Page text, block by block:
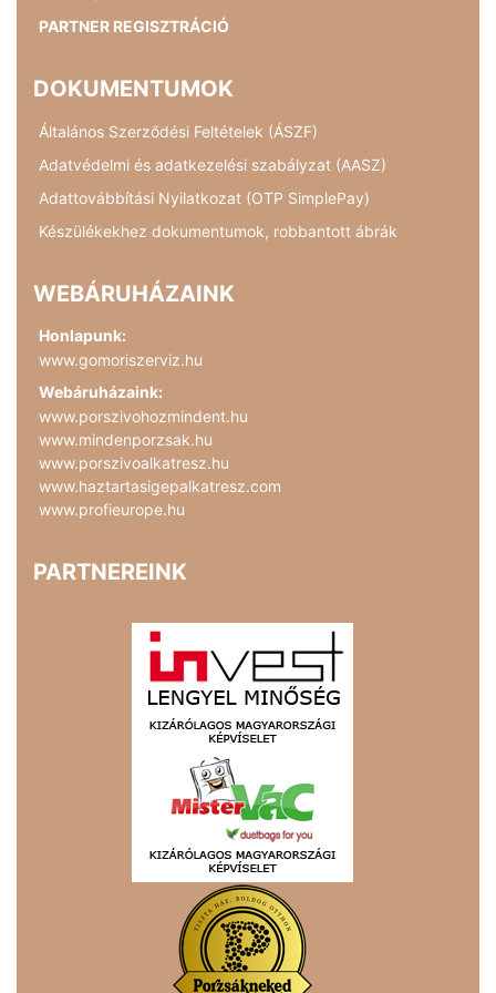
PARTNER REGISZTRÁCIÓ
DOKUMENTUMOK
Általános Szerződési Feltételek (ÁSZF)
Adatvédelmi és adatkezelési szabályzat (AASZ)
Adattovábbítási Nyilatkozat (OTP SimplePay)
Készülékekhez dokumentumok, robbantott ábrák
WEBÁRUHÁZAINK
Honlapunk:
www.gomoriszerviz.hu
Webáruházaink:
www.porszivohozmindent.hu
www.mindenporzsak.hu
www.porszivoalkatresz.hu
www.haztartasigepalkatresz.com
www.profieurope.hu
PARTNEREINK